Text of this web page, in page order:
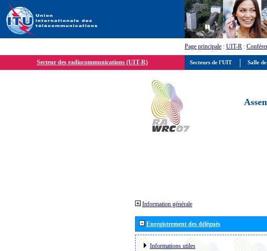
Page principale : UIT-R :
Secteur des radiocommunications (UIT-R)
Information générale
Enregistrement des délégués
Informations utiles
Secteurs de l'UIT Salle